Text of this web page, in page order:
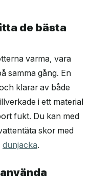
de bästa
varma, vara
samma gång. En
klarar av både
i ett material
fukt. Du kan med
skor med
dunjacka.